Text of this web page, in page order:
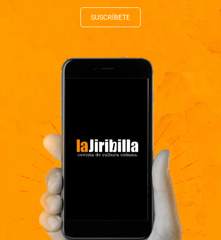
SUSCRÍBETE